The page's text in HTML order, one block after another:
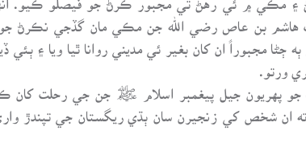
هاشم بن عاص رضي الله جن مڪي مان گڏجي نڪرڻ
مجبوراً ان کان بغير ئي مديني روانا ٿيا ويا ۽
ورتو.
پهريون جيل پيغمبر اسلام ﷺ جن جي رحلت کان
ان شخص کي زنجيرن سان ٻڌي ريگستان جي تپندڙ